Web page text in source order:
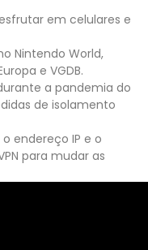
em celulares e
Nintendo World,
e VGDB.
a pandemia do
de isolamento
endereço IP e o
para mudar as